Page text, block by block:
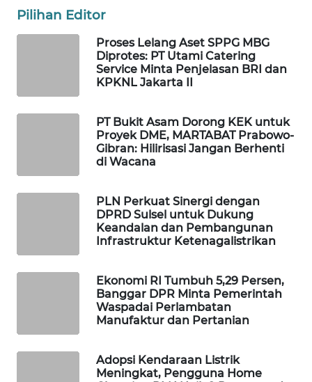
Pilihan Editor
Proses Lelang Aset SPPG MBG
Diprotes: PT Utami Catering
Service Minta Penjelasan BRI dan
KPKNL Jakarta II
PT Bukit Asam Dorong KEK untuk
Proyek DME, MARTABAT Prabowo-
Gibran: Hilirisasi Jangan Berhenti
di Wacana
PLN Perkuat Sinergi dengan
DPRD Sulsel untuk Dukung
Keandalan dan Pembangunan
Infrastruktur Ketenagalistrikan
Ekonomi RI Tumbuh 5,29 Persen,
Banggar DPR Minta Pemerintah
Waspadai Perlambatan
Manufaktur dan Pertanian
Adopsi Kendaraan Listrik
Meningkat, Pengguna Home
WAHANA
DESA
WISATA
WALINKI